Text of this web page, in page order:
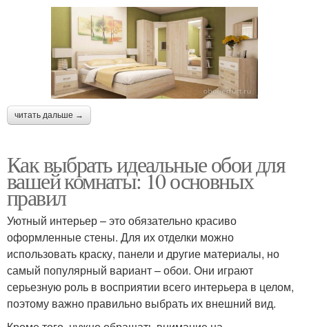
читать дальше →
Как выбрать идеальные обои для
вашей комнаты: 10 основных
правил
Уютный интерьер – это обязательно красиво
оформленные стены. Для их отделки можно
использовать краску, панели и другие материалы, но
самый популярный вариант – обои. Они играют
серьезную роль в восприятии всего интерьера в целом,
поэтому важно правильно выбрать их внешний вид.